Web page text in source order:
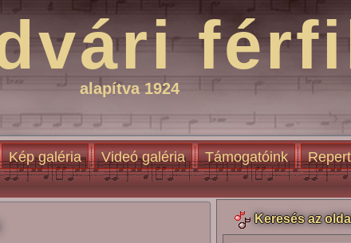
alapítva 1924
Kép galéria Videó galéria Támogatóink
Keresés az